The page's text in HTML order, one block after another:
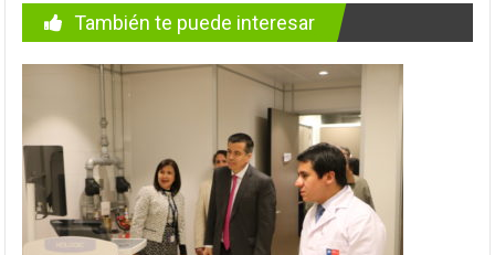
También te puede interesar